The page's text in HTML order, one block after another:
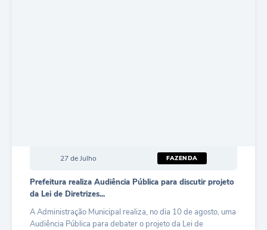
27 de Julho FAZENDA
Prefeitura realiza Audiência Pública para discutir projeto
da Lei de Diretrizes...
A Administração Municipal realiza, no dia 10 de agosto, uma
Audiência Pública para debater o projeto da Lei de